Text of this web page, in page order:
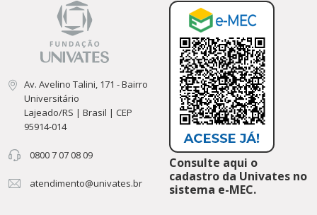
Av. Avelino Talini, 171 - Bairro
Universitário
Lajeado/RS | Brasil | CEP
95914-014
0800 7 07 08 09
atendimento@univates.br
Consulte aqui o
cadastro da Univates no
sistema e-MEC.